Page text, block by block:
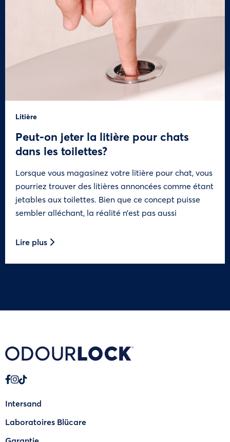
Litière
Peut-on jeter la litière pour chats
dans les toilettes?
Lorsque vous magasinez votre litière pour chat, vous
pourriez trouver des litières annoncées comme étant
jetables aux toilettes. Bien que ce concept puisse
sembler alléchant, la réalité n’est pas aussi
Lire plus
Intersand
Laboratoires Blücare